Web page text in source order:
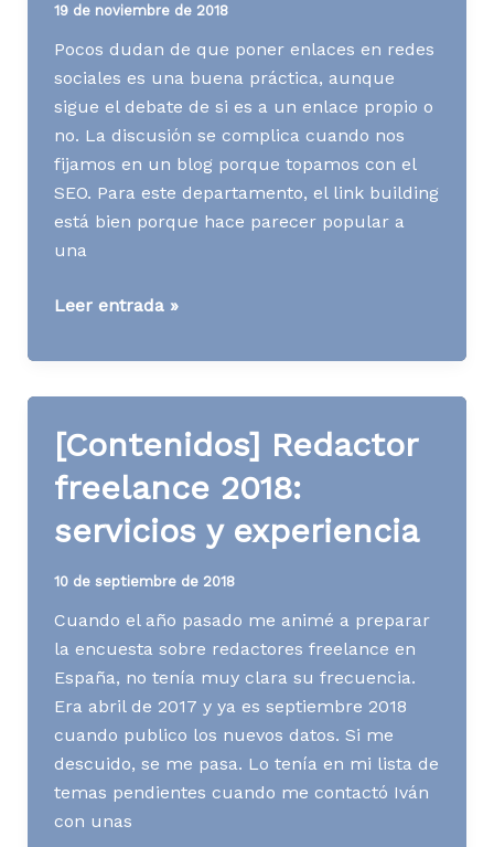
19 de noviembre de 2018
Pocos dudan de que poner enlaces en redes
sociales es una buena práctica, aunque
sigue el debate de si es a un enlace propio o
no. La discusión se complica cuando nos
fijamos en un blog porque topamos con el
SEO. Para este departamento, el link building
está bien porque hace parecer popular a
una
[Contenidos]
enlaces
texto
y
dónde
es
ponerlos?
Leer entrada »
[Contenidos] Redactor
freelance 2018:
servicios y experiencia
10 de septiembre de 2018
Cuando el año pasado me animé a preparar
la encuesta sobre redactores freelance en
España, no tenía muy clara su frecuencia.
Era abril de 2017 y ya es septiembre 2018
cuando publico los nuevos datos. Si me
descuido, se me pasa. Lo tenía en mi lista de
temas pendientes cuando me contactó Iván
con unas